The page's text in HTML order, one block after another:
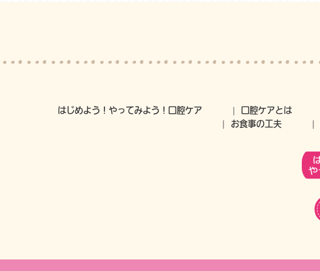
はじめよう！やってみよう！口腔ケア 口腔ケアとは
お食事の工夫